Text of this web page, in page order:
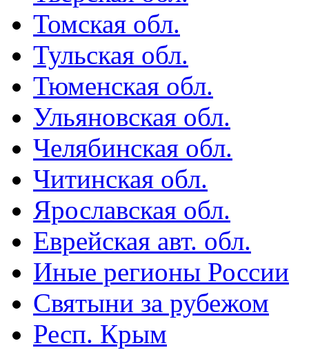
Томская обл.
Тульская обл.
Тюменская обл.
Ульяновская обл.
Челябинская обл.
Читинская обл.
Ярославская обл.
Еврейская авт. обл.
Иные регионы России
Святыни за рубежом
Респ. Крым